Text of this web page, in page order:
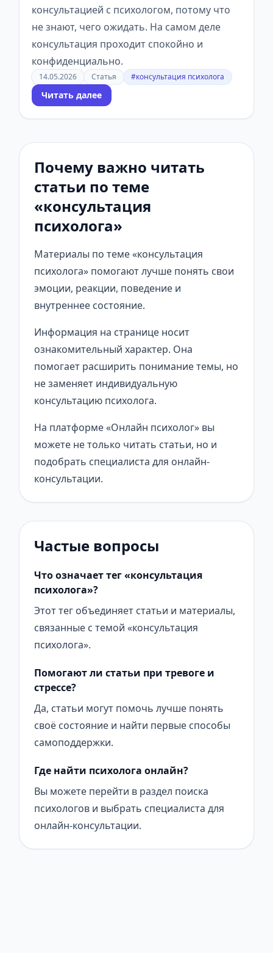
консультацией с психологом, потому что
не знают, чего ожидать. На самом деле
консультация проходит спокойно и
конфиденциально.
14.05.2026 Статья #консультация психолога
Читать далее
Почему важно читать
статьи по теме
«консультация
психолога»
Материалы по теме «консультация
психолога» помогают лучше понять свои
эмоции, реакции, поведение и
внутреннее состояние.
Информация на странице носит
ознакомительный характер. Она
помогает расширить понимание темы, но
не заменяет индивидуальную
консультацию психолога.
На платформе «Онлайн психолог» вы
можете не только читать статьи, но и
подобрать специалиста для онлайн-
консультации.
Частые вопросы
Что означает тег «консультация
психолога»?
Этот тег объединяет статьи и материалы,
связанные с темой «консультация
психолога».
Помогают ли статьи при тревоге и
стрессе?
Да, статьи могут помочь лучше понять
своё состояние и найти первые способы
самоподдержки.
Где найти психолога онлайн?
Вы можете перейти в раздел поиска
психологов и выбрать специалиста для
онлайн-консультации.